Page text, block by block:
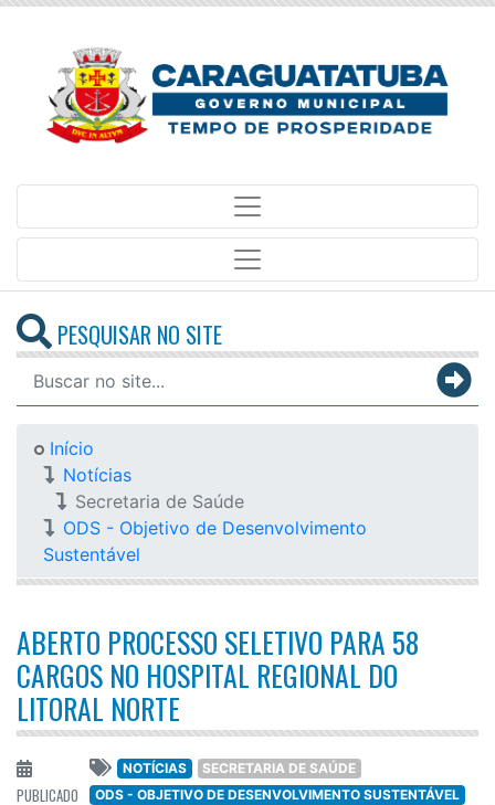
PESQUISAR NO SITE
Início
Notícias
Secretaria de Saúde
ODS - Objetivo de Desenvolvimento
Sustentável
ABERTO PROCESSO SELETIVO PARA 58
CARGOS NO HOSPITAL REGIONAL DO
LITORAL NORTE
PUBLICADO
NOTÍCIAS
SECRETARIA DE SAÚDE
ODS - OBJETIVO DE DESENVOLVIMENTO SUSTENTÁVEL